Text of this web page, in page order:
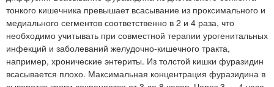
тонкого кишечника превышает всасывание из проксимального и
медиального сегментов соответственно в 2 и 4 раза, что
необходимо учитывать при совместной терапии урогенитальных
инфекций и заболеваний желудочно-кишечного тракта,
например, хронические энтериты. Из толстой кишки фуразидин
всасывается плохо. Максимальная концентрация фуразидина в